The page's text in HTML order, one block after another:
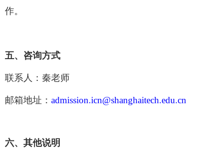
作。
五、咨询方式
联系人：秦老师
邮箱地址： admission.icn@shanghaitech.edu.cn
六、其他说明